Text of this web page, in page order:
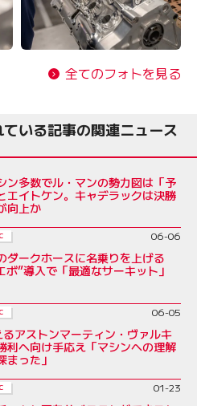
全てのフォトを見る
いる記事の関連ニュース
ン多数でル・マンの勢力図は「予
エイトケン。キャデラックは決勝
向上か
06-06
ダークホースに名乗りを上げる
ボ”導入で「最適なサーキット」
06-05
アストンマーティン・ヴァルキ
利へ向け手応え「マシンへの理解
まった」
01-23